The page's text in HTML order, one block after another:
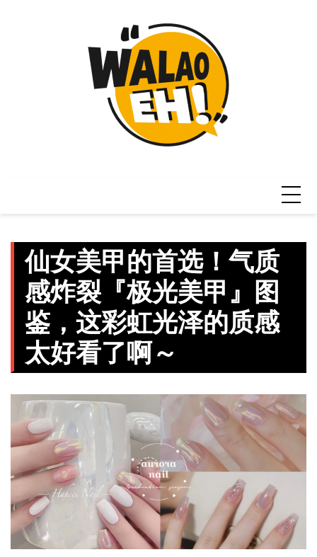
仙女美甲的首选！气质
感炸裂『极光美甲』图
鉴，这彩虹光泽的质感
太好看了啊～